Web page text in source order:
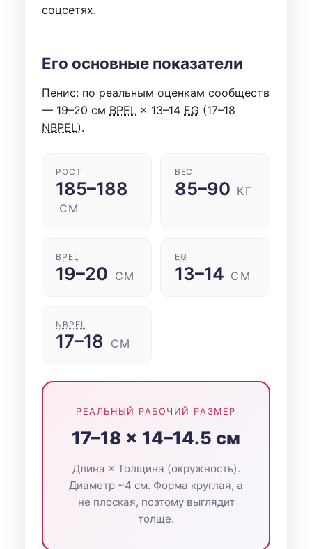
соцсетях.
Его основные показатели
Пенис: по реальным оценкам сообществ
— 19–20 см BPEL × 13–14 EG (17–18
NBPEL).
РОСТ
185–188
СМ
ВЕС
85–90 КГ
BPEL
19–20 СМ
EG
13–14 СМ
NBPEL
17–18 СМ
РЕАЛЬНЫЙ РАБОЧИЙ РАЗМЕР
17–18 × 14–14.5 см
Длина × Толщина (окружность).
Диаметр ~4 см. Форма круглая, а
не плоская, поэтому выглядит
толще.